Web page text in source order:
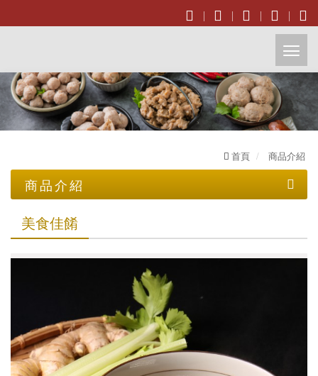
開
啟
主
選
單
首頁 商品介紹
商品介紹
美食佳餚
節慶禮盒
美食佳餚